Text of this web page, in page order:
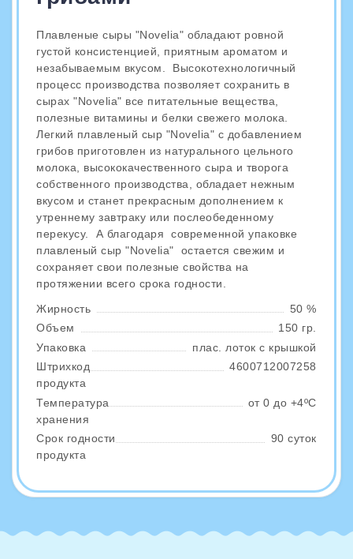
Плавленые сыры "Novelia" обладают ровной
густой консистенцией, приятным ароматом и
незабываемым вкусом. Высокотехнологичный
процесс производства позволяет сохранить в
сырах "Novelia" все питательные вещества,
полезные витамины и белки свежего молока.
Легкий плавленый сыр "Novelia" с добавлением
грибов приготовлен из натурального цельного
молока, высококачественного сыра и творога
собственного производства, обладает нежным
вкусом и станет прекрасным дополнением к
утреннему завтраку или послеобеденному
перекусу. А благодаря современной упаковке
плавленый сыр "Novelia" остается свежим и
сохраняет свои полезные свойства на
протяжении всего срока годности.
Жирность
50 %
Объем
150 гр.
Упаковка
плас. лоток с крышкой
Штрихкод
продукта
4600712007258
Температура
хранения
от 0 до +4ºС
Срок годности
продукта
90 суток